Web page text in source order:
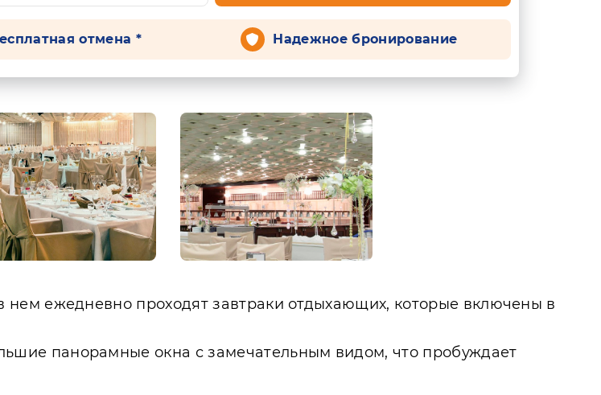
отмена * Надежное бронирование
ежедневно проходят завтраки отдыхающих, которые включены в
панорамные окна с замечательным видом, что пробуждает